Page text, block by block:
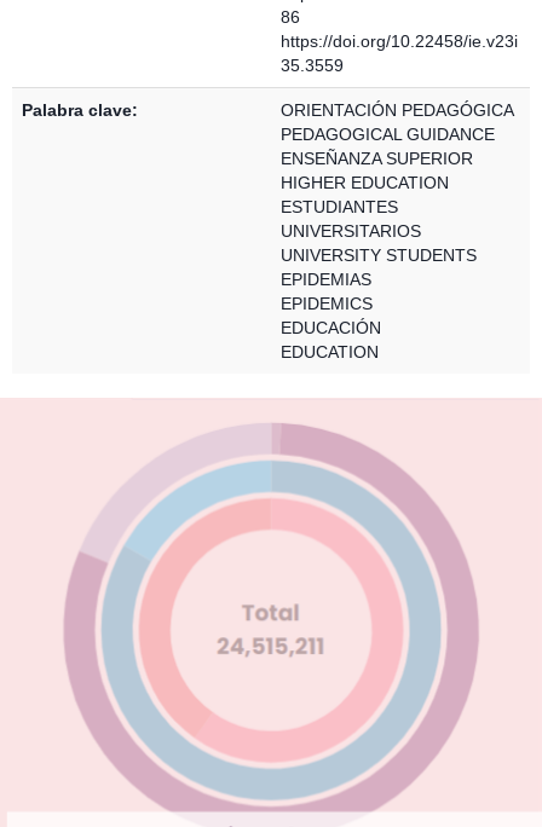
86
https://doi.org/10.22458/ie.v23i
35.3559
Palabra clave:
ORIENTACIÓN PEDAGÓGICA
PEDAGOGICAL GUIDANCE
ENSEÑANZA SUPERIOR
HIGHER EDUCATION
ESTUDIANTES
UNIVERSITARIOS
UNIVERSITY STUDENTS
EPIDEMIAS
EPIDEMICS
EDUCACIÓN
EDUCATION